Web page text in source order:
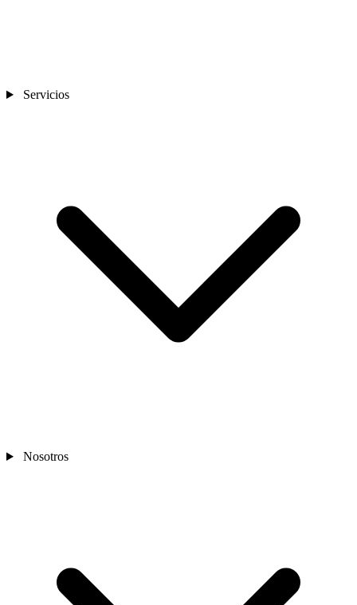
Servicios
Nosotros